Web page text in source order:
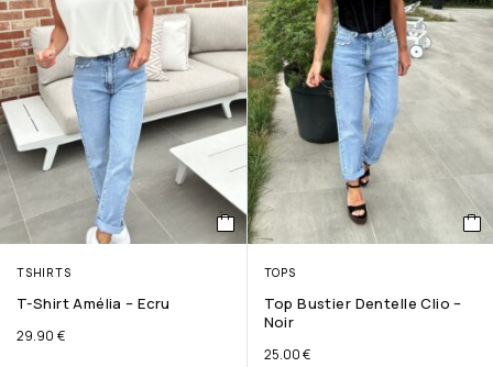
TSHIRTS
T-Shirt Amélia – Ecru
29.90 €
TOPS
Top Bustier Dentelle Clio –
Noir
25.00€